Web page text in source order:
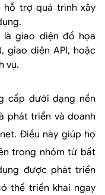
hỗ trợ quá trình xây
giao diện đồ họa
giao diện API, hoặc
vụ.
cấp dưới dạng nền
phát triển và doanh
Điều này giúp họ
trong nhóm từ bất
được phát triển
thể triển khai ngay